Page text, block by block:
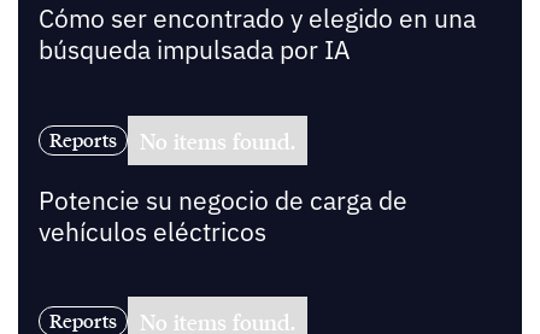
Cómo ser encontrado y elegido en una
búsqueda impulsada por IA
Reports No items found.
Potencie su negocio de carga de
vehículos eléctricos
Reports No items found.